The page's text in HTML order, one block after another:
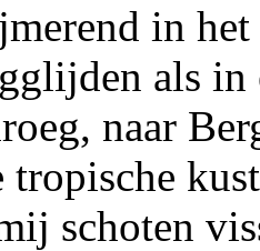
in
als
naar
tropische
schoten